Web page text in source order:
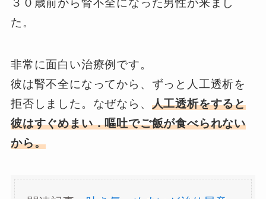
３０歳前から腎不全になった男性が来まし
た。
非常に面白い治療例です。
彼は腎不全になってから、ずっと人工透析を
拒否しました。なぜなら、 人工透析をすると
彼はすぐめまい．嘔吐でご飯が食べられない
から。